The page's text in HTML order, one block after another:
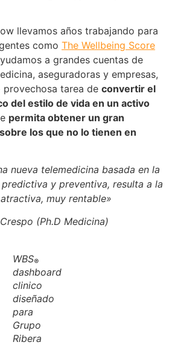
llevamos años trabajando para
como The Wellbeing Score
a grandes cuentas de
aseguradoras y empresas,
tarea de convertir el
del estilo de vida en un activo
permita obtener un gran
los que no lo tienen en
nueva telemedicina basada en la
y preventiva, resulta a la
muy rentable»
(Ph.D Medicina)
WBS®
dashboard
clinico
diseñado
para
Grupo
Ribera